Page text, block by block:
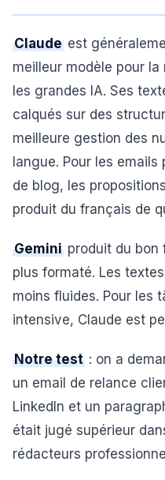
Claude est
meilleur modèle pour
les grandes IA. Ses
calqués sur des
meilleure gestion des
langue. Pour les
de blog, les
produit du français de
Gemini produit du bon
plus formaté. Les
moins fluides. Pour les
intensive, Claude est
Notre test : on a
un email de relance
LinkedIn et un
était jugé supérieur
rédacteurs